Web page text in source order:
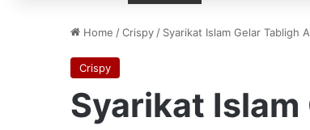
Home /Crispy / Syarikat Islam Gelar Tabligh
Crispy
Syarikat